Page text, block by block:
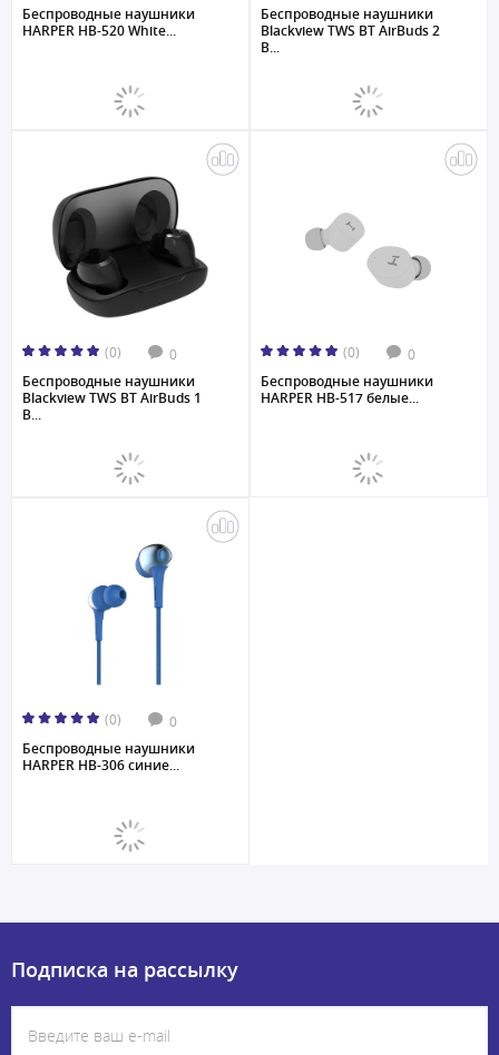
Беспроводные наушники
HARPER HB-520 White...
Беспроводные наушники
Blackview TWS BT AirBuds 2
B...
(0) 0
Беспроводные наушники
Blackview TWS BT AirBuds 1
B...
(0) 0
Беспроводные наушники
HARPER HB-517 белые...
(0) 0
Беспроводные наушники
HARPER HB-306 синие...
Подписка на рассылку